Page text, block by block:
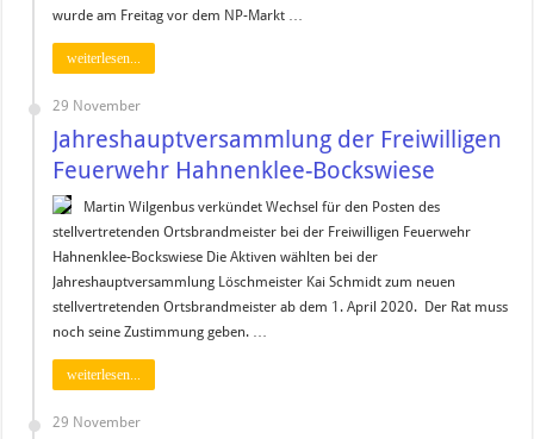
wurde am Freitag vor dem NP-Markt …
weiterlesen...
29 November
Jahreshauptversammlung der Freiwilligen
Feuerwehr Hahnenklee-Bockswiese
Martin Wilgenbus verkündet Wechsel für den Posten des
stellvertretenden Ortsbrandmeister bei der Freiwilligen Feuerwehr
Hahnenklee-Bockswiese Die Aktiven wählten bei der
Jahreshauptversammlung Löschmeister Kai Schmidt zum neuen
stellvertretenden Ortsbrandmeister ab dem 1. April 2020. Der Rat muss
noch seine Zustimmung geben. …
weiterlesen...
29 November